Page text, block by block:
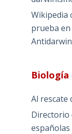
Wikipedia
prueba en
Biología
Al rescate
Directorio